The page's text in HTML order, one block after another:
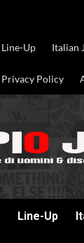
Line-Up Italian
Privacy Policy
Line-Up